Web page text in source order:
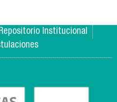
Institucional